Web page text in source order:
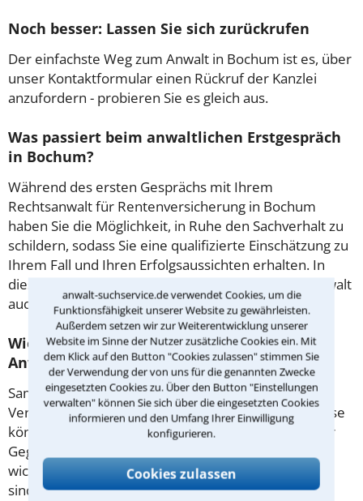
anwalt-suchservice.de verwendet Cookies, um die
Funktionsfähigkeit unserer Website zu gewährleisten.
Außerdem setzen wir zur Weiterentwicklung unserer
Website im Sinne der Nutzer zusätzliche Cookies ein. Mit
dem Klick auf den Button "Cookies zulassen" stimmen Sie
der Verwendung der von uns für die genannten Zwecke
eingesetzten Cookies zu. Über den Button "Einstellungen
verwalten" können Sie sich über die eingesetzten Cookies
informieren und den Umfang Ihrer Einwilligung
konfigurieren.
Cookies zulassen
Noch besser: Lassen Sie sich zurückrufen
Der einfachste Weg zum Anwalt in Bochum ist es, über
unser Kontaktformular einen Rückruf der Kanzlei
anzufordern - probieren Sie es gleich aus.
Was passiert beim anwaltlichen Erstgespräch
in Bochum?
Während des ersten Gesprächs mit Ihrem
Rechtsanwalt für Rentenversicherung in Bochum
haben Sie die Möglichkeit, in Ruhe den Sachverhalt zu
schildern, sodass Sie eine qualifizierte Einschätzung zu
Ihrem Fall und Ihren Erfolgsaussichten erhalten. In
diesem Termin besprechen Sie dann mit Ihrem Anwalt
auch die weitere Vorgehensweise in Ihrem Fall.
Wie sollten sie Sich auf den Termin beim
Anwalt vorbereiten?
Sammeln Sie im Vorfeld alle Unterlagen wie z.B.
Verträge oder Briefe sowie die Briefumschläge. Diese
könnten mitunter Aufschluss darüber geben, ob der
Gegner Fristen beachtet hat. Gibt es Zeugen oder
wichtige Adressen, die für den Fall von Bedeutung
sind?